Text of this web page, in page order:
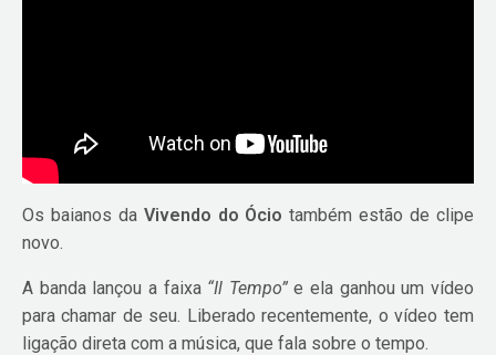
Os baianos da Vivendo do Ócio também estão de clipe
novo.
A banda lançou a faixa “Il Tempo”e ela ganhou um vídeo
para chamar de seu. Liberado recentemente, o vídeo tem
ligação direta com a música, que fala sobre o tempo.